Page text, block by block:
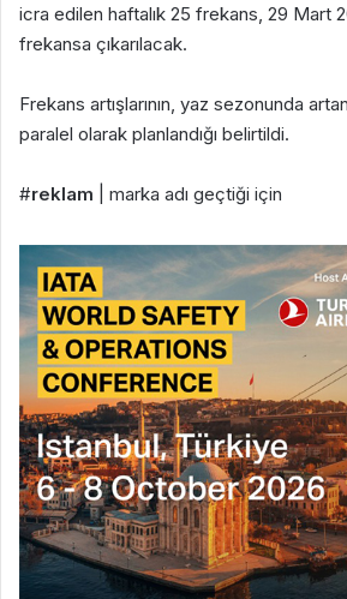
icra edilen haftalık 25 frekans, 29 Mart
frekansa çıkarılacak.
Frekans artışlarının, yaz sezonunda
paralel olarak planlandığı belirtildi.
#reklam | marka adı geçtiği için